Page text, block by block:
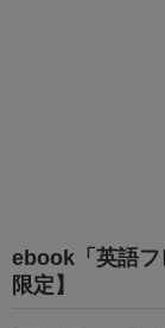
ebook「英語フ
限定】